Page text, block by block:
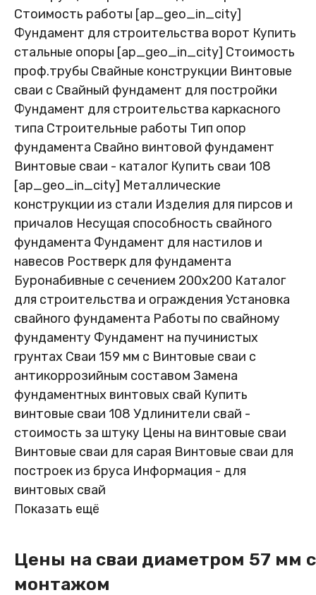
Стоимость работы [ap_geo_in_city]
Фундамент для строительства ворот Купить
стальные опоры [ap_geo_in_city] Стоимость
проф.трубы Свайные конструкции Винтовые
сваи с Свайный фундамент для постройки
Фундамент для строительства каркасного
типа Строительные работы Тип опор
фундамента Свайно винтовой фундамент
Винтовые сваи - каталог Купить сваи 108
[ap_geo_in_city] Металлические
конструкции из стали Изделия для пирсов и
причалов Несущая способность свайного
фундамента Фундамент для настилов и
навесов Ростверк для фундамента
Буронабивные с сечением 200х200 Каталог
для строительства и ограждения Установка
свайного фундамента Работы по свайному
фундаменту Фундамент на пучинистых
грунтах Сваи 159 мм с Винтовые сваи с
антикоррозийным составом Замена
фундаментных винтовых свай Купить
винтовые сваи 108 Удлинители свай -
стоимость за штуку Цены на винтовые сваи
Винтовые сваи для сарая Винтовые сваи для
построек из бруса Информация - для
винтовых свай
Показать ещё
Цены на сваи диаметром 57 мм с
монтажом